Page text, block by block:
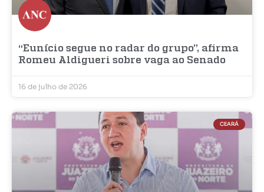
“Eunício segue no radar do grupo”, afirma
Romeu Aldigueri sobre vaga ao Senado
16 de julho de 2026
CEARÁ